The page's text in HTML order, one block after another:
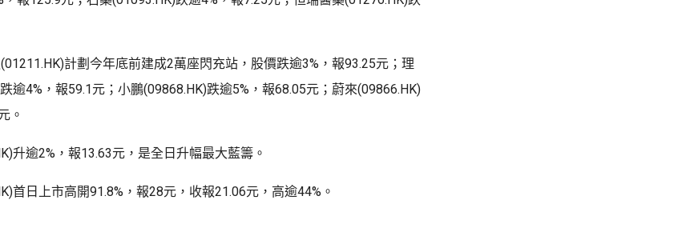
計劃今年底前建成2萬座閃充站，股價跌逾3%，報93.25元；理
逾4%，報59.1元；小鵬(09868.HK)跌逾5%，報68.05元；蔚來(09866.HK)
。
升逾2%，報13.63元，是全日升幅最大藍籌。
首日上市高開91.8%，報28元，收報21.06元，高逾44%。